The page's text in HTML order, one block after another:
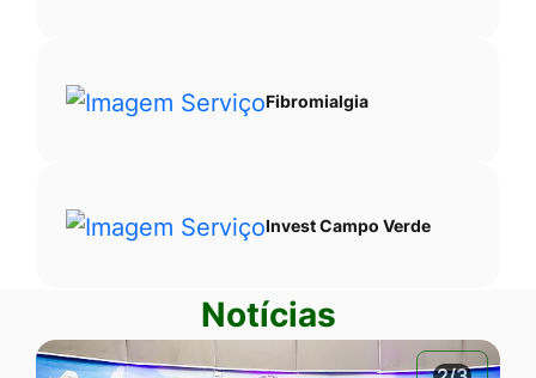
Fibromialgia
Invest Campo Verde
Notícias